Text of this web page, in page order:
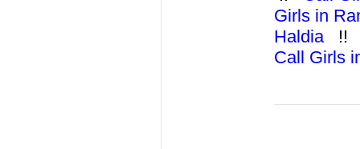
Girls in
Haldia
Call Girls